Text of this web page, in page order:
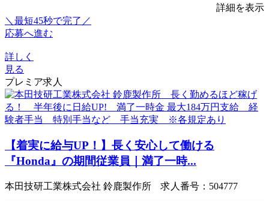
詳細を表示
＼最短45秒で完了／
応募へ進む
詳しく
見る
プレミア求人
【着実に給与UP！】長く安心して働ける
『Honda』の期間従業員｜満了一時...
本田技研工業株式会社 鈴鹿製作所 求人番号：504777